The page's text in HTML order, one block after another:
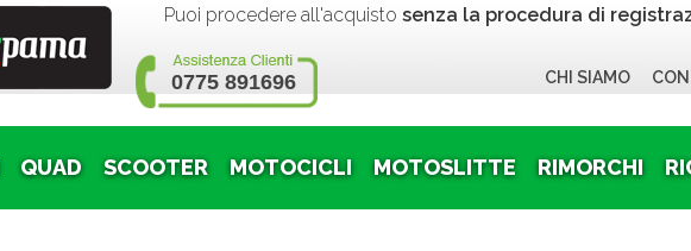
Puoi procedere all'acquisto senza la procedura di
0775 891696 CHI SIAMO
QUAD SCOOTER MOTOCICLI MOTOSLITTE RIMORCHI